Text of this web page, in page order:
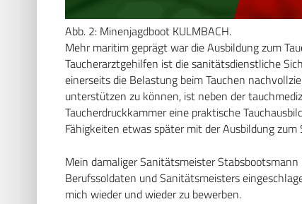
Abb. 2: Minenjagdboot KULMBACH.
Mehr maritim geprägt war die Ausbildung zum
Taucherarztgehilfen ist die sanitätsdienstliche
einerseits die Belastung beim Tauchen
unterstützen zu können, ist neben der
Taucherdruckkammer eine praktische
Fähigkeiten etwas später mit der Ausbildung
Mein damaliger Sanitätsmeister
Berufssoldaten und Sanitätsmeisters
mich wieder und wieder zu bewerben.